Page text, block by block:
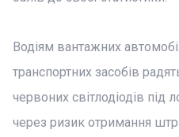
Водіям вантажних
транспортних засобів
червоних світлодіодів
через ризик отримання